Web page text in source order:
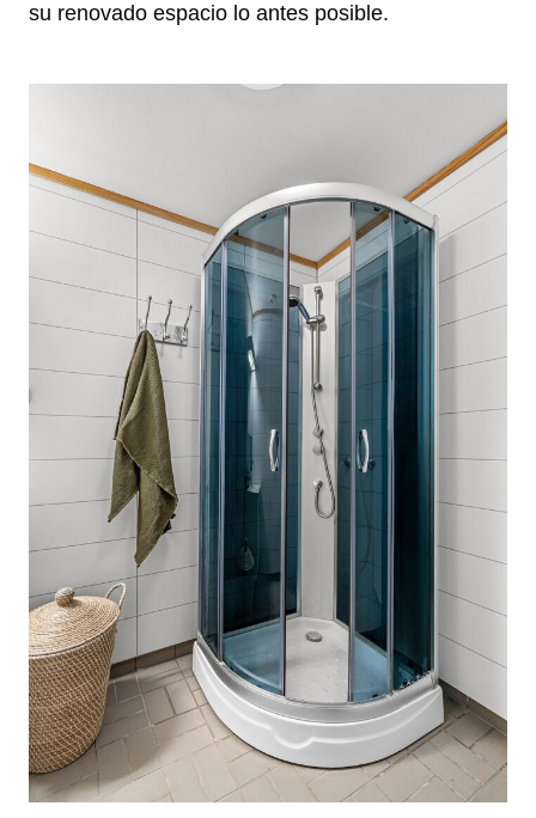
su renovado espacio lo antes posible.